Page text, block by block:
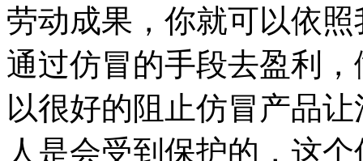
劳动成果，你就可以依
通过仿冒的手段去盈利
以很好的阻止仿冒产品
人是会受到保护的，这